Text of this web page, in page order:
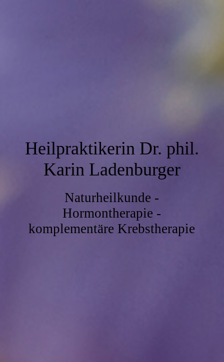
Heilpraktikerin Dr. phil.
Karin Ladenburger
Naturheilkunde -
Hormontherapie -
komplementäre Krebstherapie